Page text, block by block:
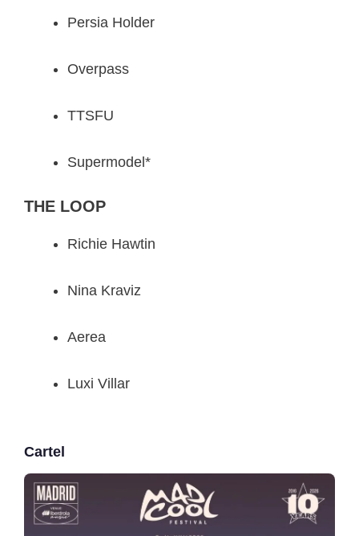
Persia Holder
Overpass
TTSFU
Supermodel*
THE LOOP
Richie Hawtin
Nina Kraviz
Aerea
Luxi Villar
Cartel